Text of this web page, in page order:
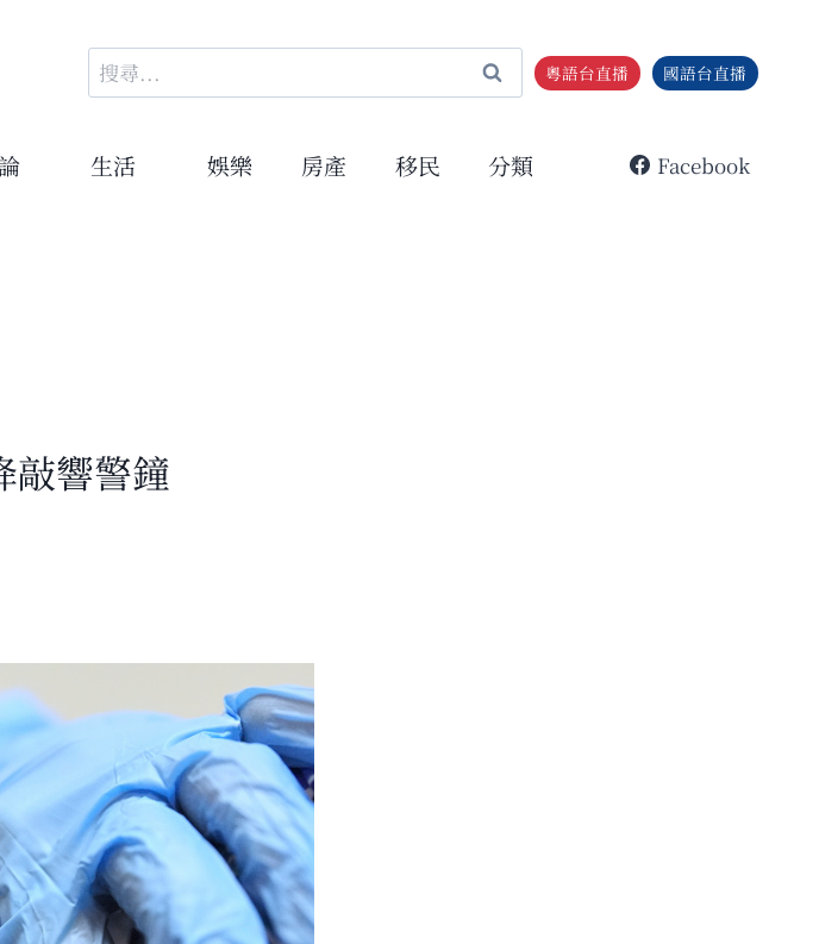
搜
尋
鍵
粵語台直播 國語台直播
生活 娛樂 房產 移民 分類 Facebook
敲響警鐘